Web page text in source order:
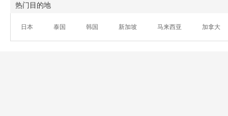
热门目的地
日本 泰国 韩国 新加坡 马来西亚 加拿大